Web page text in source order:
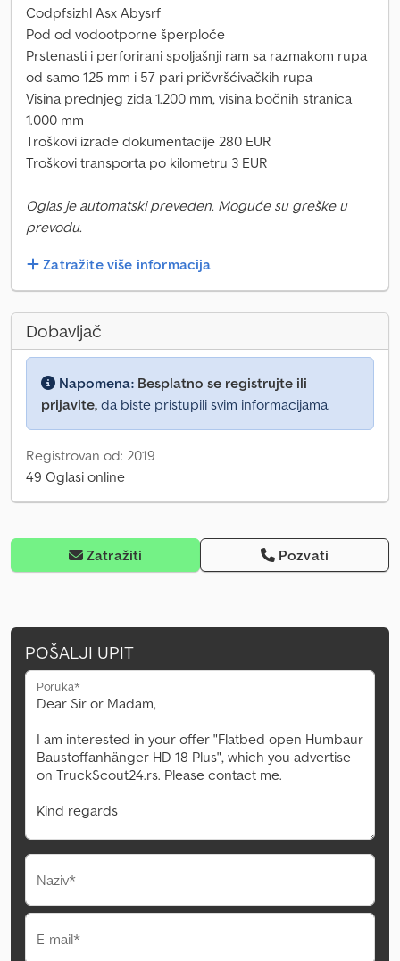
Codpfsizhl Asx Abysrf
Pod od vodootporne šperploče
Prstenasti i perforirani spoljašnji ram sa razmakom rupa
od samo 125 mm i 57 pari pričvršćivačkih rupa
Visina prednjeg zida 1.200 mm, visina bočnih stranica
1.000 mm
Troškovi izrade dokumentacije 280 EUR
Troškovi transporta po kilometru 3 EUR
Oglas je automatski preveden. Moguće su greške u
prevodu.
Zatražite više informacija
Dobavljač
Napomena: Besplatno se registrujte ili
prijavite, da biste pristupili svim informacijama.
Registrovan od: 2019
49 Oglasi online
Zatražiti Pozvati
POŠALJI UPIT
Poruka*
Naziv*
E-mail*